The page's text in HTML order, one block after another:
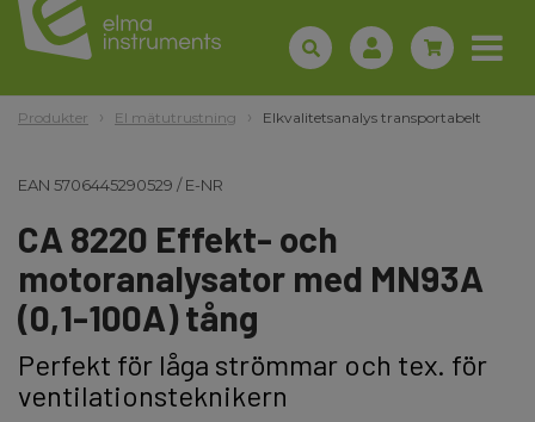
Produkter El mätutrustning Elkvalitetsanalys transportabelt
EAN 5706445290529 /E-NR
CA 8220 Effekt- och
motoranalysator med MN93A
(0,1-100A) tång
Perfekt för låga strömmar och tex. för
ventilationsteknikern